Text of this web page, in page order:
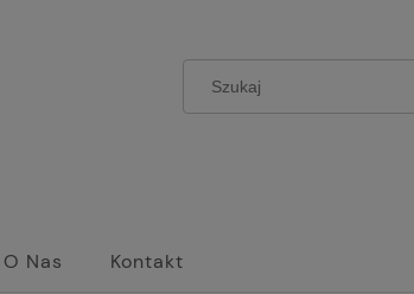
O Nas Kontakt